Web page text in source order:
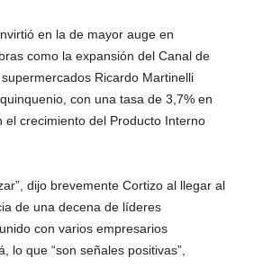
en la de mayor auge en
como la expansión del Canal de
Ricardo Martinelli
con una tasa de 3,7% en
crecimiento del Producto Interno
dijo brevemente Cortizo al llegar al
de una decena de líderes
con varios empresarios
lo que “son señales positivas”,